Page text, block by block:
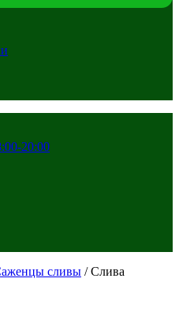
20:00
сливы / Слива